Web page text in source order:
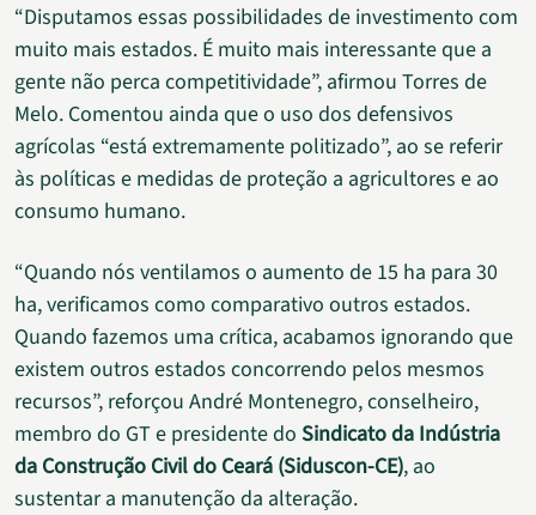
“Disputamos essas possibilidades de investimento com
muito mais estados. É muito mais interessante que a
gente não perca competitividade”, afirmou Torres de
Melo. Comentou ainda que o uso dos defensivos
agrícolas “está extremamente politizado”, ao se referir
às políticas e medidas de proteção a agricultores e ao
consumo humano.
“Quando nós ventilamos o aumento de 15 ha para 30
ha, verificamos como comparativo outros estados.
Quando fazemos uma crítica, acabamos ignorando que
existem outros estados concorrendo pelos mesmos
recursos”, reforçou André Montenegro, conselheiro,
membro do GT e presidente do Sindicato da Indústria
da Construção Civil do Ceará (Siduscon-CE), ao
sustentar a manutenção da alteração.